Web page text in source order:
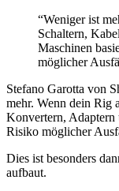
“Weniger ist
Schaltern,
Maschinen
möglicher
Stefano Garotta von
mehr. Wenn dein Rig
Konvertern, Adaptern
Risiko möglicher
Dies ist besonders
aufbaut.